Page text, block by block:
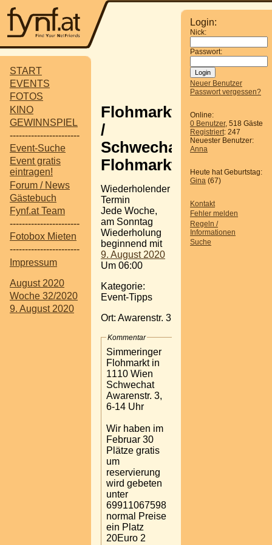
START
EVENTS
FOTOS
KINO
GEWINNSPIEL
-----------------------
Event-Suche
Event gratis
eintragen!
Forum / News
Gästebuch
Fynf.at Team
-----------------------
Fotobox Mieten
-----------------------
Impressum
August 2020
Woche 32/2020
9. August 2020
Login:
Nick:
Passwort:
Neuer Benutzer
Passwort vergessen?
Online:
0 Benutzer, 518 Gäste
Registriert: 247
Neuester Benutzer:
Anna
Heute hat Geburtstag:
Gina (67)
Kontakt
Fehler melden
Regeln /
Informationen
Suche
Flohmarkt
/
Schwecharter
Flohmarkt
Wiederholender
Termin
Jede Woche,
am Sonntag
Wiederholung
beginnend mit
9. August 2020
Um 06:00
Kategorie:
Event-Tipps
Ort: Awarenstr. 3
Kommentar
Simmeringer
Flohmarkt in
1110 Wien
Schwechat
Awarenstr. 3,
6-14 Uhr
Wir haben im
Februar 30
Plätze gratis
um
reservierung
wird gebeten
unter
69911067598
normal Preise
ein Platz
20Euro 2